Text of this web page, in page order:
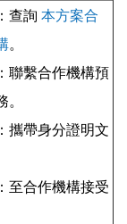
查詢 本方案合
。
聯繫合作機構預
。
攜帶身分證明文
至合作機構接受